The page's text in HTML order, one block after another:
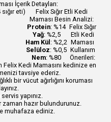
İçerik Detayları:
eti)
Felix Sığır Etli Kedi
Maması Besin Analizi:
Protein: %14
Yağ: %2,5
Ham Kül : %2,2
Selüloz: %0,5
Nem: %80
Felix Sığır
Etli Kedi
Maması
Kullanım
Önerileri:
Kedi Mamasını kedinize en
tavsiye ederiz.
bir vücut ağırlığını koruması
yapınız.
hazır bulundurunuz.
muhafaza ediniz.